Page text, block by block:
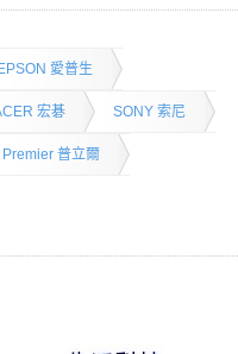
EPSON 愛普生
宏碁 SONY 索尼
Premier 普立爾